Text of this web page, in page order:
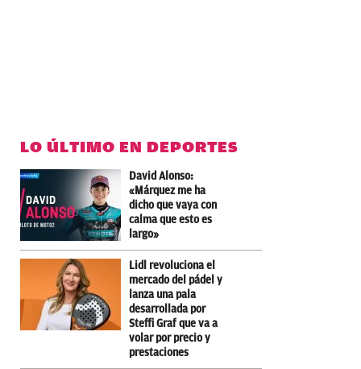
LO ÚLTIMO EN DEPORTES
David Alonso:
«Márquez me ha
dicho que vaya con
calma que esto es
largo»
Lidl revoluciona el
mercado del pádel y
lanza una pala
desarrollada por
Steffi Graf que va a
volar por precio y
prestaciones